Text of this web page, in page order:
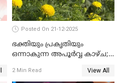
Posted On 21-12-2025
ഭക്തിയും പ്രകൃതിയും
ഒന്നാകുന്ന അപൂര്‍വ്വ കാഴ്ച;
കാഴ്ചാനുഭവമൊരുക്കി
2 Min Read View All